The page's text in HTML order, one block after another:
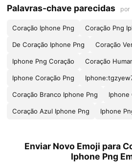
Palavras-chave parecidas por
Coração Iphone Png Coração Png
De Coração Iphone Png Coração
Iphone Png Coração Coração
Iphone Coração Png
Coração Branco Iphone Png Iphone
Coração Azul Iphone Png Iphone
Enviar Novo Emoji para
Iphone Png